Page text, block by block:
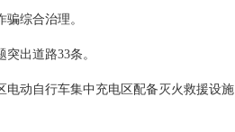
骗综合治理。
出道路33条。
电动自行车集中充电区配备灭火救援设